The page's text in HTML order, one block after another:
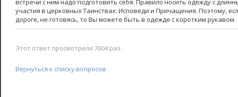
участия в церковных Таинствах: Исповеди и Причащения. Поэтому,
дороге, не готовясь, то Вы можете быть в одежде с коротким рукавом.
Этот ответ просмотрели 7604 раз.
Вернуться к списку вопросов